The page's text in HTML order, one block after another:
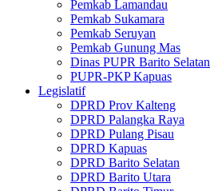
Pemkab Lamandau
Pemkab Sukamara
Pemkab Seruyan
Pemkab Gunung Mas
Dinas PUPR Barito Selatan
PUPR-PKP Kapuas
Legislatif
DPRD Prov Kalteng
DPRD Palangka Raya
DPRD Pulang Pisau
DPRD Kapuas
DPRD Barito Selatan
DPRD Barito Utara